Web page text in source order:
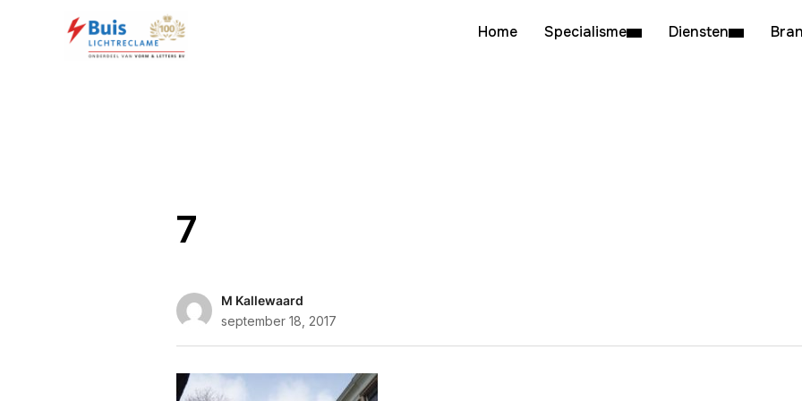
Home Specialisme Diensten
7
M Kallewaard
september 18, 2017